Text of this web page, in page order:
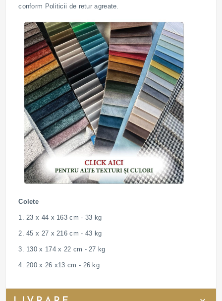
conform Politicii de retur agreate.
Colete
1. 23 x 44 x 163 cm - 33 kg
2. 45 x 27 x 216 cm - 43 kg
3. 130 x 174 x 22 cm - 27 kg
4. 200 x 26 x13 cm - 26 kg